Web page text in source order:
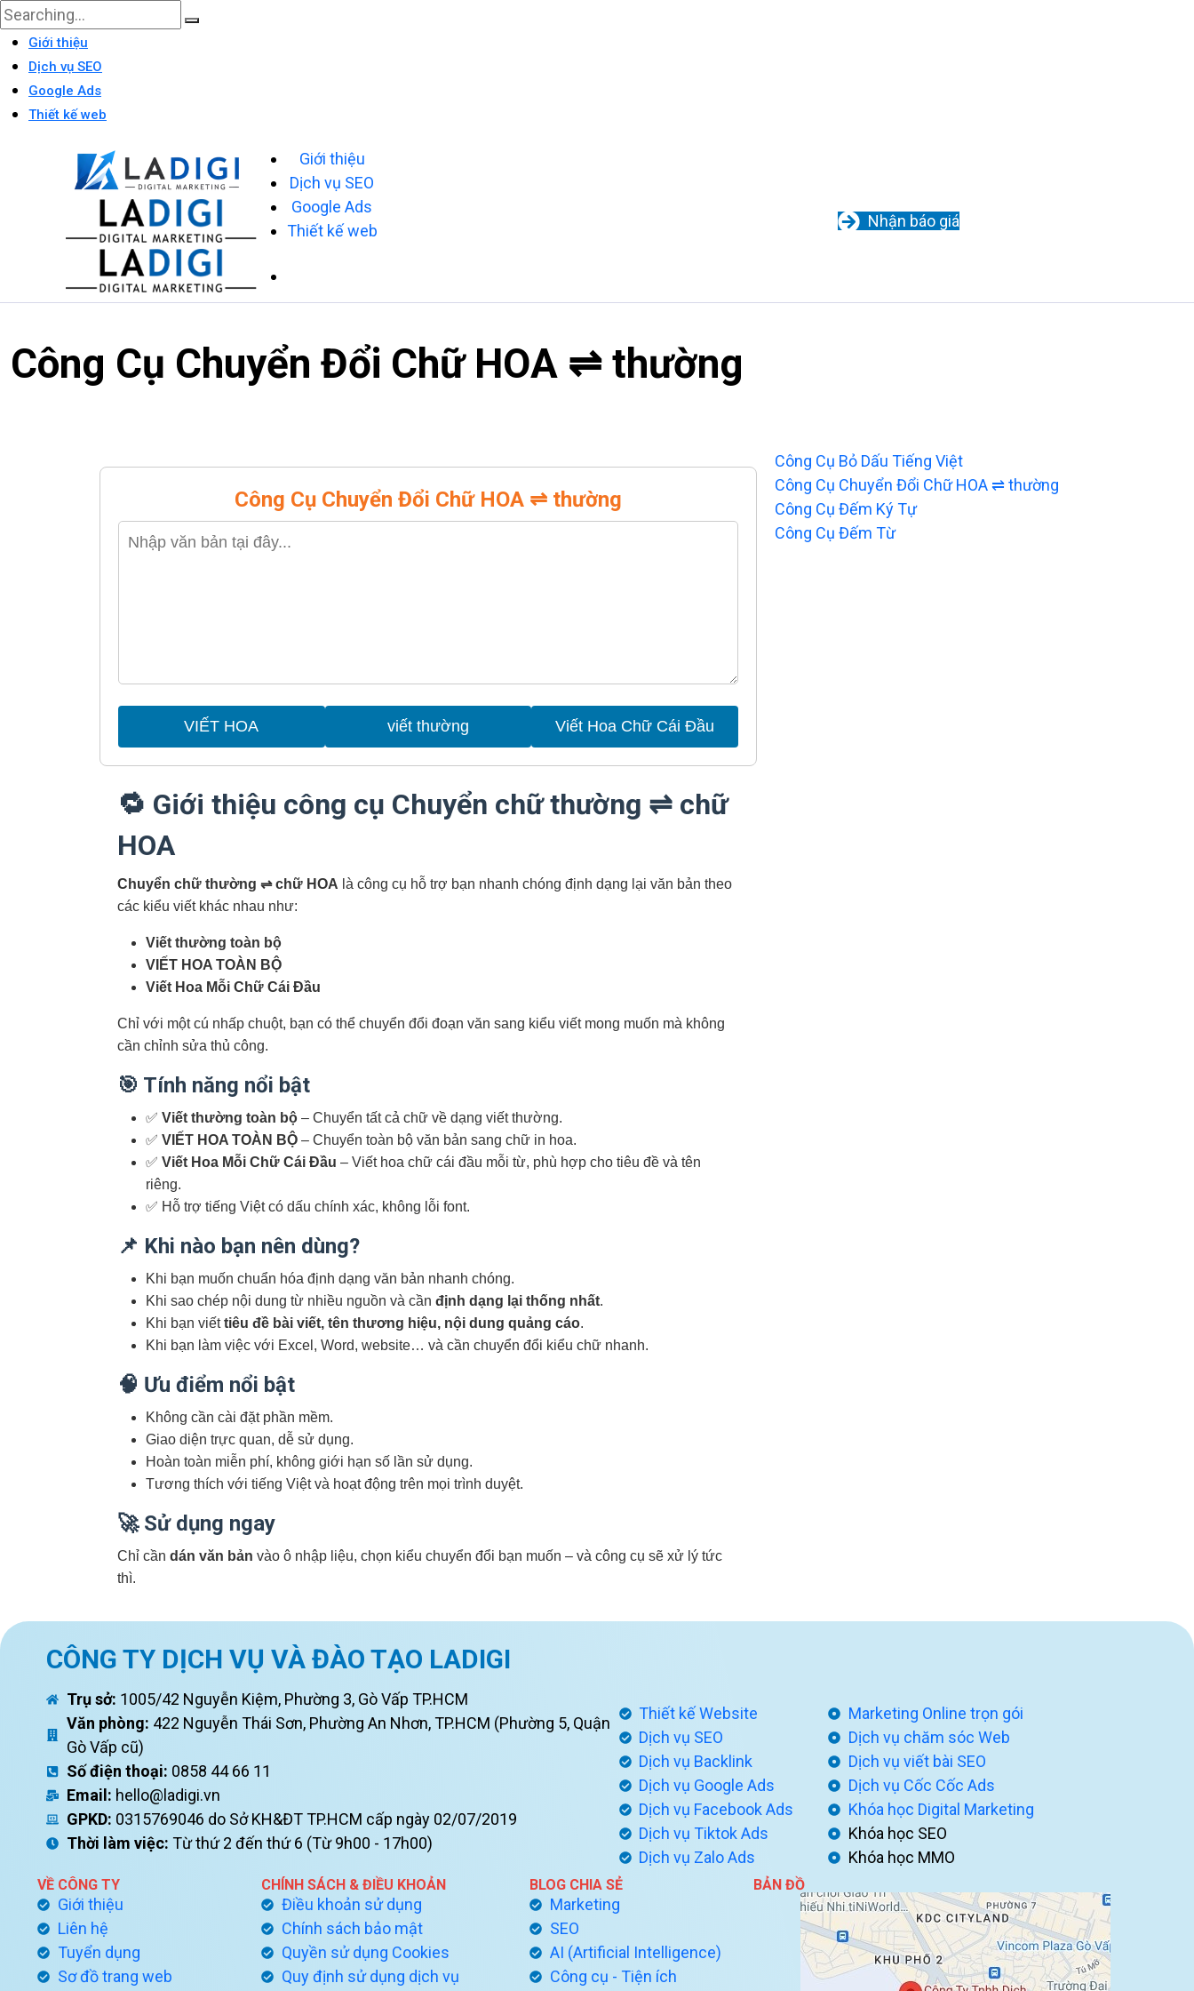
Giới thiệu
Dịch vụ SEO
Google Ads
Thiết kế web
Giới thiệu
Dịch vụ SEO
Google Ads
Thiết kế web
Nhận báo giá
Công Cụ Chuyển Đổi Chữ HOA ⇌ thường
Công Cụ Chuyển Đổi Chữ HOA ⇌ thường
VIẾT HOA viết thường Viết Hoa Chữ Cái Đầu
🔁 Giới thiệu công cụ Chuyển chữ thường ⇌ chữ
HOA
Chuyển chữ thường ⇌ chữ HOA là công cụ hỗ trợ bạn nhanh chóng định dạng lại văn bản theo
các kiểu viết khác nhau như:
Viết thường toàn bộ
VIẾT HOA TOÀN BỘ
Viết Hoa Mỗi Chữ Cái Đầu
Chỉ với một cú nhấp chuột, bạn có thể chuyển đổi đoạn văn sang kiểu viết mong muốn mà không
cần chỉnh sửa thủ công.
🎯 Tính năng nổi bật
✅ Viết thường toàn bộ– Chuyển tất cả chữ về dạng viết thường.
✅ VIẾT HOA TOÀN BỘ– Chuyển toàn bộ văn bản sang chữ in hoa.
✅ Viết Hoa Mỗi Chữ Cái Đầu – Viết hoa chữ cái đầu mỗi từ, phù hợp cho tiêu đề và tên
riêng.
✅ Hỗ trợ tiếng Việt có dấu chính xác, không lỗi font.
📌 Khi nào bạn nên dùng?
Khi bạn muốn chuẩn hóa định dạng văn bản nhanh chóng.
Khi sao chép nội dung từ nhiều nguồn và cần định dạng lại thống nhất.
Khi bạn viếttiêu đề bài viết, tên thương hiệu, nội dung quảng cáo.
Khi bạn làm việc với Excel, Word, website… và cần chuyển đổi kiểu chữ nhanh.
🧠 Ưu điểm nổi bật
Không cần cài đặt phần mềm.
Giao diện trực quan, dễ sử dụng.
Hoàn toàn miễn phí, không giới hạn số lần sử dụng.
Tương thích với tiếng Việt và hoạt động trên mọi trình duyệt.
🚀 Sử dụng ngay
Chỉ cần dán văn bản vào ô nhập liệu, chọn kiểu chuyển đổi bạn muốn – và công cụ sẽ xử lý tức
thì.
Công Cụ Bỏ Dấu Tiếng Việt
Công Cụ Chuyển Đổi Chữ HOA ⇌ thường
Công Cụ Đếm Ký Tự
Công Cụ Đếm Từ
CÔNG TY DỊCH VỤ VÀ ĐÀO TẠO LADIGI
Trụ sở: 1005/42 Nguyễn Kiệm, Phường 3, Gò Vấp TP.HCM
Văn phòng: 422 Nguyễn Thái Sơn, Phường An Nhơn, TP.HCM (Phường 5, Quận
Gò Vấp cũ)
Số điện thoại: 0858 44 66 11
Email: hello@ladigi.vn
GPKD: 0315769046 do Sở KH&ĐT TP.HCM cấp ngày 02/07/2019
Thời làm việc: Từ thứ 2 đến thứ 6 (Từ 9h00 - 17h00)
Thiết kế Website
Dịch vụ SEO
Dịch vụ Backlink
Dịch vụ Google Ads
Dịch vụ Facebook Ads
Dịch vụ Tiktok Ads
Dịch vụ Zalo Ads
Marketing Online trọn gói
Dịch vụ chăm sóc Web
Dịch vụ viết bài SEO
Dịch vụ Cốc Cốc Ads
Khóa học Digital Marketing
Khóa học SEO
Khóa học MMO
VỀ CÔNG TY
Giới thiệu
Liên hệ
Tuyển dụng
Sơ đồ trang web
CHÍNH SÁCH & ĐIỀU KHOẢN
Điều khoản sử dụng
Chính sách bảo mật
Quyền sử dụng Cookies
Quy định sử dụng dịch vụ
BLOG CHIA SẺ
Marketing
SEO
AI (Artificial Intelligence)
Công cụ - Tiện ích
BẢN ĐỒ